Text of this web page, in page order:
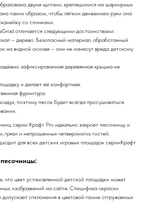
двумя щитами, крепящимися на шарнирных
таким образом, чтобы лёгким движением руки она
со спинками.
отличается следующими достоинствами:
– дерево. Безопасный материал, обработанный
на водной основе – они не нанесут вреда детскому
зафиксированная деревянная крышка не
и делает её комфортнее.
фурнитура.
поэтому песок будет всегда просушиваться.
серии Крафт Pro идеально закроет песочницу и
грязи и непрошенных четвероногих гостей.
для всех детских игровых площадок серииКрафт
цвет установленной детской площадки может
изображений на сайте. Специфика окраски
отклонения в цветовой гамме отгружаемых